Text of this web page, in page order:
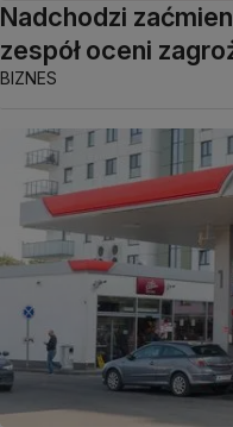
Nadchodzi
zespół oceni
BIZNES